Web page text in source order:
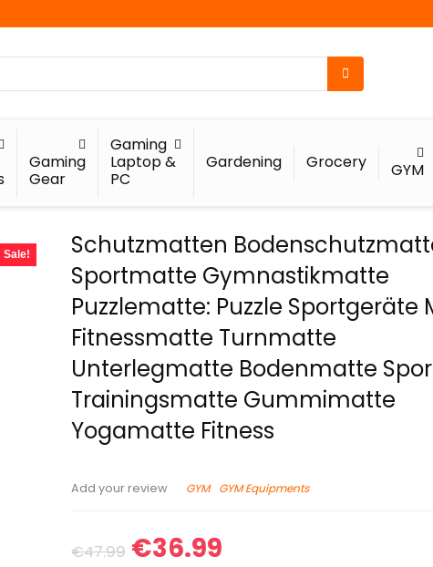
Gaming
Gear
Gaming
Laptop &
PC
Gardening Grocery GYM
Sale!
Schutzmatten
Sportmatte Gymnastikmatte
Puzzlematte: Puzzle Sportgeräte
Fitnessmatte Turnmatte
Unterlegmatte Bodenmatte
Trainingsmatte Gummimatte
Yogamatte Fitness
Add your review GYM GYM Equipments
€47.99 €36.99